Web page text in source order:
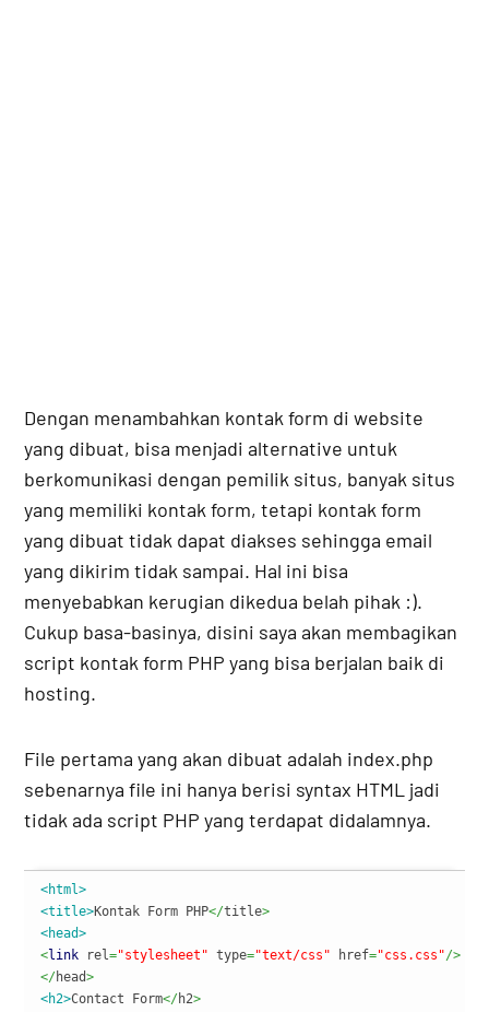
Dengan menambahkan kontak form di website
yang dibuat, bisa menjadi alternative untuk
berkomunikasi dengan pemilik situs, banyak situs
yang memiliki kontak form, tetapi kontak form
yang dibuat tidak dapat diakses sehingga email
yang dikirim tidak sampai. Hal ini bisa
menyebabkan kerugian dikedua belah pihak :).
Cukup basa-basinya, disini saya akan membagikan
script kontak form PHP yang bisa berjalan baik di
hosting.
File pertama yang akan dibuat adalah index.php
sebenarnya file ini hanya berisi syntax HTML jadi
tidak ada script PHP yang terdapat didalamnya.
<html>
<title>Kontak Form PHP</title>
<head>
<link rel="stylesheet" type="text/css" href="css.css"/>
</head>
<h2>Contact Form</h2>